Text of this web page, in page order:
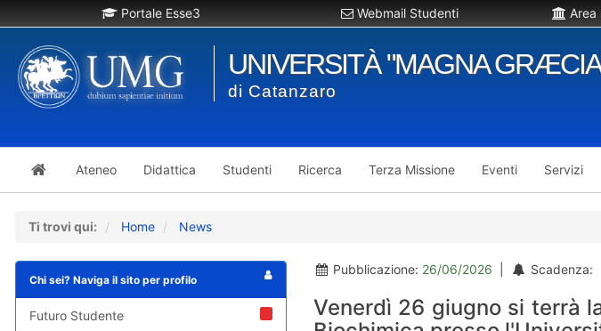
Portale Esse3 Webmail Studenti Area
UNIVERSITÀ "MAGNA
di Catanzaro
Ateneo Didattica Studenti Ricerca Terza Missione Eventi Servizi
Ti trovi qui: Home News
Chi sei? Naviga il sito per profilo
Futuro Studente
Pubblicazione: 26/06/2026 Scadenza:
Venerdì 26 giugno si terrà